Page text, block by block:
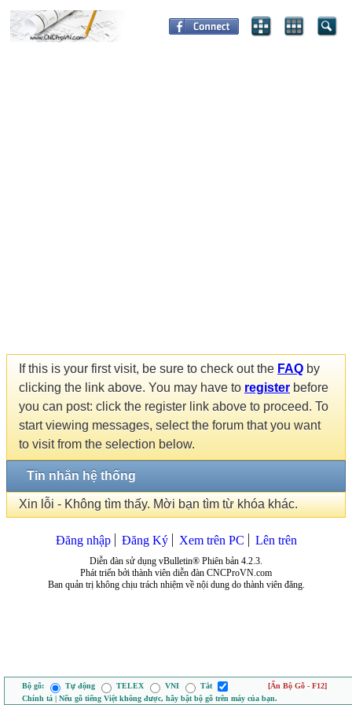
If this is your first visit, be sure to check out the FAQ by
clicking the link above. You may have to register before
you can post: click the register link above to proceed. To
start viewing messages, select the forum that you want
to visit from the selection below.
Tin nhắn hệ thống
Xin lỗi - Không tìm thấy. Mời bạn tìm từ khóa khác.
Đăng nhập Đăng Ký Xem trên PC Lên trên
Diễn đàn sử dụng vBulletin® Phiên bản 4.2.3.
Phát triển bởi thành viên diễn đàn CNCProVN.com
Ban quản trị không chịu trách nhiệm về nội dung do thành viên đăng.
Bộ gõ: Tự động TELEX VNI Tắt
[Ẩn Bộ Gõ - F12]
Chính tả | Nếu gõ tiếng Việt không được, hãy bật bộ gõ trên máy của bạn.